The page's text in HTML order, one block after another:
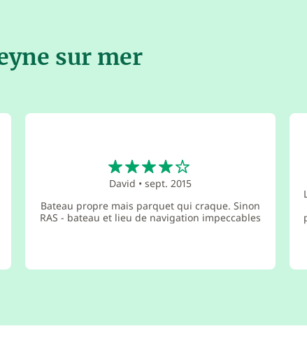
sur mer
David • sept. 2015
Bateau propre mais parquet qui craque. Sinon
RAS - bateau et lieu de navigation impeccables